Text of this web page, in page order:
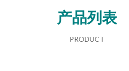
产品列表
PRODUCT